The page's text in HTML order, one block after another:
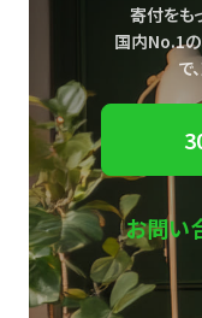
寄付をも
国内No.1
で、
お問い